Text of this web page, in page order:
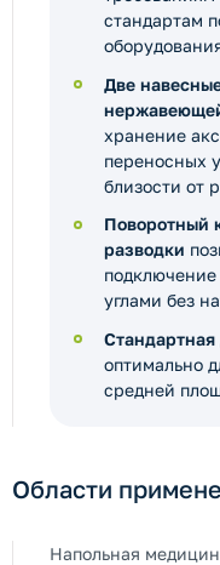
стандартам
Две
хранение
переносных
близости от
Поворотный
разводки
углами без
оптимально
средней
Области
Напольная